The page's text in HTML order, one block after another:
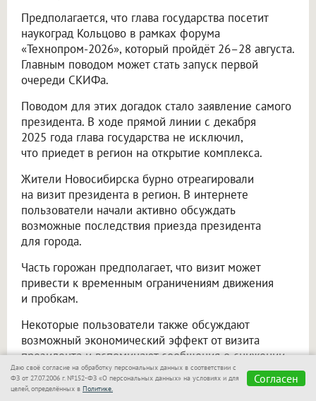
Предполагается, что глава государства посетит
наукоград Кольцово в рамках форума
«Технопром-2026», который пройдёт 26–28 августа.
Главным поводом может стать запуск первой
очереди СКИФа.
Поводом для этих догадок стало заявление самого
президента. В ходе прямой линии с декабря
2025 года глава государства не исключил,
что приедет в регион на открытие комплекса.
Жители Новосибирска бурно отреагировали
на визит президента в регион. В интернете
пользователи начали активно обсуждать
возможные последствия приезда президента
для города.
Часть горожан предполагает, что визит может
привести к временным ограничениям движения
и пробкам.
Некоторые пользователи также обсуждают
возможный экономический эффект от визита
президента и вспоминают сообщения о снижении
цен на бензин в других регионах во время
подобных мероприятий.
Даю своё согласие на обработку персональных данных в соответствии с
ФЗ от 27.07.2006 г. №152-ФЗ «О персональных данных» на условиях и для
целей, определённых в Политике.
Согласен